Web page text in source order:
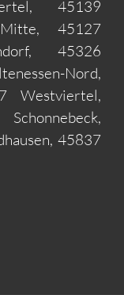
45139
45127
45326
Nord,
Westviertel,
45837